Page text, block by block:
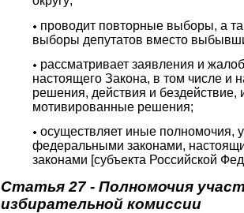
проводит повторные выборы, а
выборы депутатов вместо
рассматривает заявления и
настоящего Закона, в том числе и
решения, действия и бездействие,
мотивированные решения;
осуществляет иные полномочия,
федеральными законами,
законами [субъекта Российской
Статья 27 - Полномочия
избирательной комиссии